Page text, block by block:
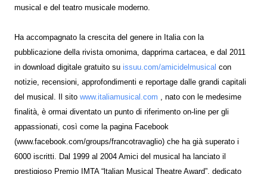
musical e del teatro musicale moderno.
Ha accompagnato la crescita del genere in Italia con la
pubblicazione della rivista omonima, dapprima cartacea, e dal 2011
in download digitale gratuito su issuu.com/amicidelmusical con
notizie, recensioni, approfondimenti e reportage dalle grandi capitali
del musical. Il sito www.italiamusical.com , nato con le medesime
finalità, è ormai diventato un punto di riferimento on-line per gli
appassionati, così come la pagina Facebook
(www.facebook.com/groups/francotravaglio) che ha già superato i
6000 iscritti. Dal 1999 al 2004 Amici del musical ha lanciato il
prestigioso Premio IMTA “ltalian Musical Theatre Award”, dedicato